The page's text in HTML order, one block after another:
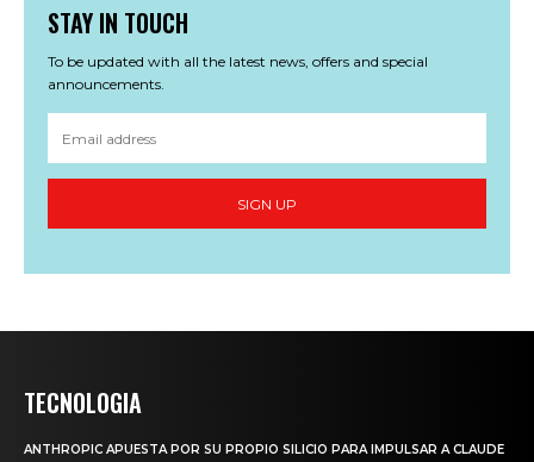
STAY IN TOUCH
To be updated with all the latest news, offers and special
announcements.
SIGN UP
TECNOLOGIA
ANTHROPIC APUESTA POR SU PROPIO SILICIO PARA IMPULSAR A CLAUDE